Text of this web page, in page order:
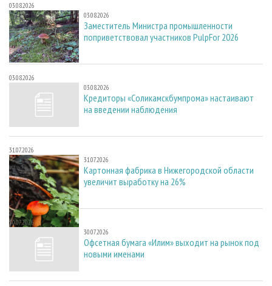
03.08.2026
03.08.2026
Заместитель Министра промышленности
поприветствовал участников PulpFor 2026
03.08.2026
03.08.2026
Кредиторы «Соликамскбумпрома» настаивают
на введении наблюдения
31.07.2026
31.07.2026
Картонная фабрика в Нижегородской области
увеличит выработку на 26%
30.07.2026
30.07.2026
Офсетная бумага «Илим» выходит на рынок под
новыми именами